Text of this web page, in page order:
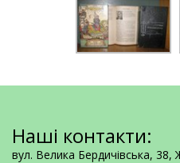
Наші контакти:
вул. Велика Бердичівська,